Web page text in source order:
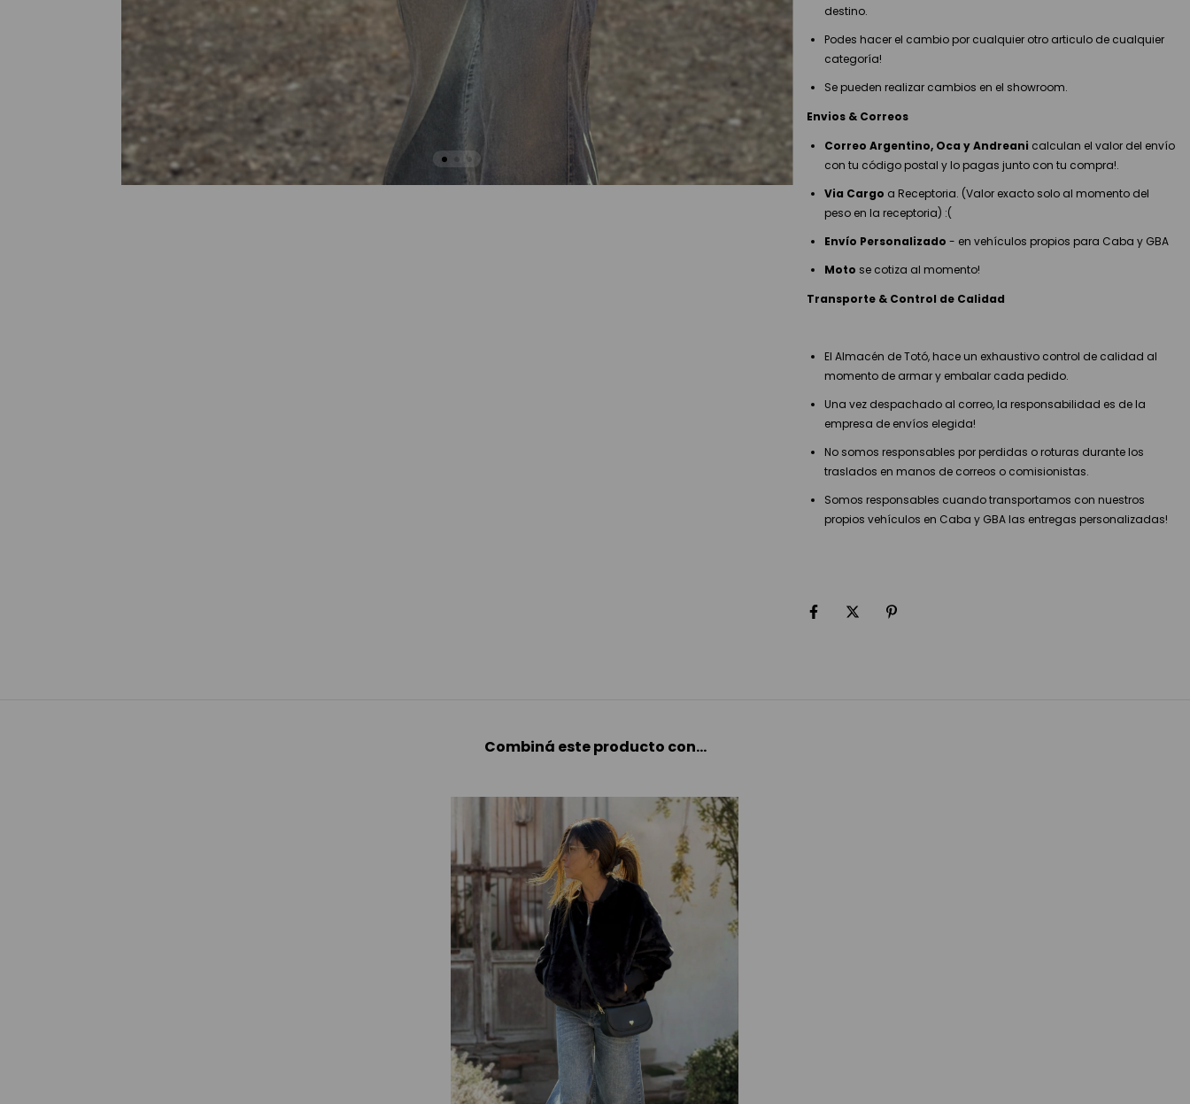
destino.
Podes hacer el cambio por cualquier otro articulo de cualquier
categoría!
Se pueden realizar cambios en el showroom.
Envios & Correos
Correo Argentino, Oca y Andreani calculan el valor del envío
con tu código postal y lo pagas junto con tu compra!.
Via Cargo a Receptoria. (Valor exacto solo al momento del
peso en la receptoria) :(
Envío Personalizado - en vehículos propios para Caba y GBA
Moto se cotiza al momento!
Transporte & Control de Calidad
El Almacén de Totó, hace un exhaustivo control de calidad al
momento de armar y embalar cada pedido.
Una vez despachado al correo, la responsabilidad es de la
empresa de envíos elegida!
No somos responsables por perdidas o roturas durante los
traslados en manos de correos o comisionistas.
Somos responsables cuando transportamos con nuestros
propios vehículos en Caba y GBA las entregas personalizadas!
Combiná este producto con...